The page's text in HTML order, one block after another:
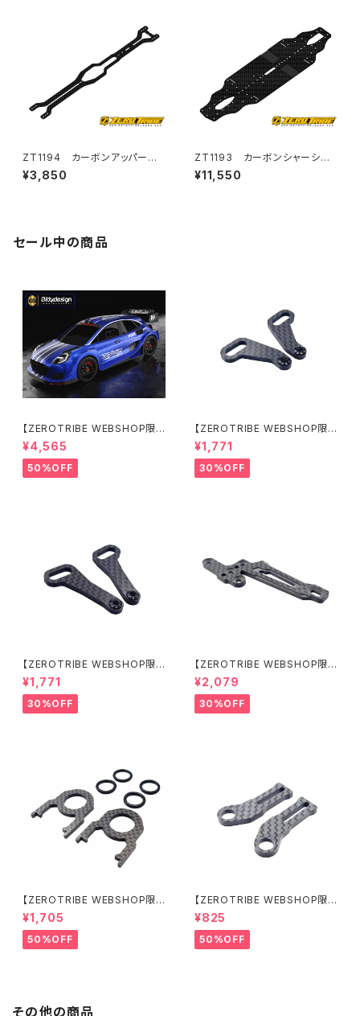
ZT1194 カーボンアッパーデッ
キ Zetricks Type MID T4
'20-'21用
¥3,850
ZT1193 カーボンシャーシ
Zetricks Type MID T4 '20-
'21用
¥11,550
セール中の商品
【ZEROTRIBE WEBSHOP限
定価格】BDRX-190P10R P1
0R クリアーボディ 1/10 ラリー
190mm ライトウェイト
¥4,565
50%OFF
【ZEROTRIBE WEBSHOP限
定価格】RCM-X4-CSAR カ
ーボンリアステアリングアームセ
ット XRAY X4用
¥1,771
30%OFF
【ZEROTRIBE WEBSHOP限
定価格】RCM-X4-CSAF カ
ーボンフロントステアリングアー
ムセット XRAY X4用
¥1,771
30%OFF
【ZEROTRIBE WEBSHOP限
定価格】RCM-X4-FSM-F G
eoCarbon フローティングフロ
ントサーボマウント XRAY X4用
¥2,079
30%OFF
【ZEROTRIBE WEBSHOP限
定価格】RCM-BD11-TSE カ
ーボンツィーク スティックエンド
プレートセット YOKOMO BD11
用
¥1,705
50%OFF
【ZEROTRIBE WEBSHOP限
定価格】RCM-HRP-ZX-BD10
LCE Horizontalリアポストボ
ディマウンティングエクステンシ
ョンプレート Yokomo BD10L
¥825
50%OFF
その他の商品